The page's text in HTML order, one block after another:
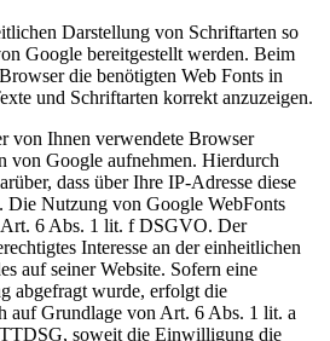
Darstellung von Schriftarten so
Google bereitgestellt werden. Beim
die benötigten Web Fonts in
und Schriftarten korrekt anzuzeigen.
von Ihnen verwendete Browser
von Google aufnehmen. Hierdurch
dass über Ihre IP-Adresse diese
Die Nutzung von Google WebFonts
6 Abs. 1 lit. f DSGVO. Der
Interesse an der einheitlichen
auf seiner Website. Sofern eine
abgefragt wurde, erfolgt die
auf Grundlage von Art. 6 Abs. 1 lit. a
soweit die Einwilligung die